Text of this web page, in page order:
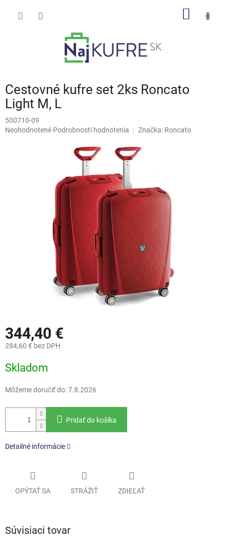
Cestovné kufre set 2ks Roncato
Light M, L
500710-09
Priemerné
Neohodnotené Podrobnosti hodnotenia Značka: Roncato
344,40 €
284,60 € bez DPH
cena:
Skladom
Môžeme doručiť do:7.8.2026
Pridať do košíka
Detailné informácie
OPÝTAŤ SA STRÁŽIŤ ZDIEĽAŤ
Súvisiaci tovar